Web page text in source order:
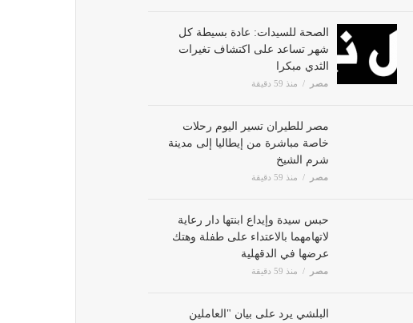
الصحة للسيدات: عادة بسيطة كل
شهر تساعد على اكتشاف تغيرات
الثدي مبكرا
مصر منذ 59 دقيقة
مصر للطيران تسير اليوم رحلات
خاصة مباشرة من إيطاليا إلى مدينة
شرم الشيخ
مصر منذ 59 دقيقة
حبس سيدة وإيداع ابنتها دار رعاية
لاتهامهما بالاعتداء على طفلة وهتك
عرضها في الدقهلية
مصر منذ 59 دقيقة
البلشي يرد على بيان "العاملين